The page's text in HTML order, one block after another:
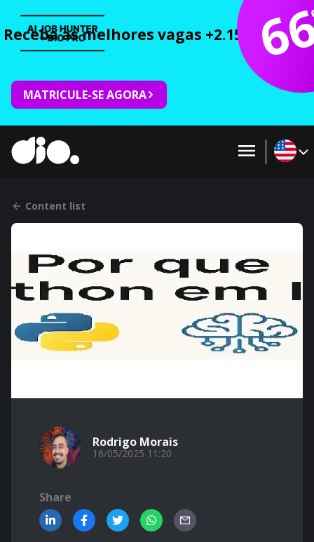
Receba as melhores vagas +2.150 cursos
MATRICULE-SE AGORA
Content list
Rodrigo Morais
16/05/2025 11:20
Share